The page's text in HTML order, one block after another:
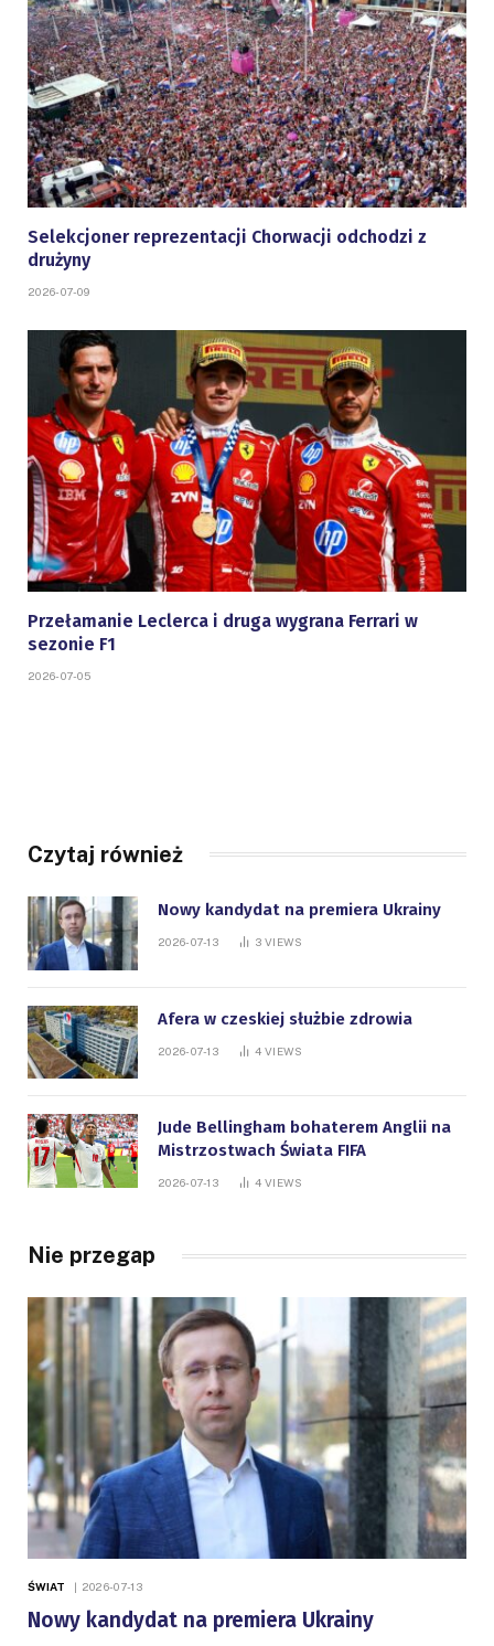
Selekcjoner reprezentacji Chorwacji odchodzi z
drużyny
2026-07-09
Przełamanie Leclerca i druga wygrana Ferrari w
sezonie F1
2026-07-05
Czytaj również
Nowy kandydat na premiera Ukrainy
2026-07-13 3 VIEWS
Afera w czeskiej służbie zdrowia
2026-07-13 4 VIEWS
Jude Bellingham bohaterem Anglii na
Mistrzostwach Świata FIFA
2026-07-13 4 VIEWS
Nie przegap
ŚWIAT 2026-07-13
Nowy kandydat na premiera Ukrainy